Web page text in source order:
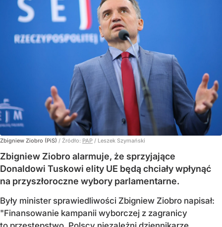
Zbigniew Ziobro (PiS) / Źródło: PAP / Leszek Szymański
Zbigniew Ziobro alarmuje, że sprzyjające
Donaldowi Tuskowi elity UE będą chciały wpłynąć
na przyszłoroczne wybory parlamentarne.
Były minister sprawiedliwości Zbigniew Ziobro napisał:
"Finansowanie kampanii wyborczej z zagranicy